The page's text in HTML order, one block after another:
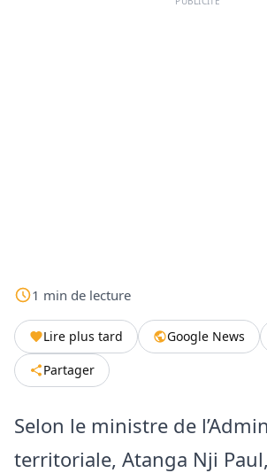
1 min de lecture
Lire plus tard Google News
Partager
Selon le ministre de
territoriale, Atanga Nji